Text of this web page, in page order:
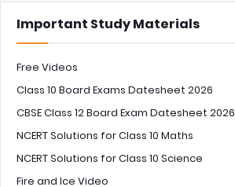
Important Study Materials
Free Videos
Class 10 Board Exams Datesheet 2026
CBSE Class 12 Board Exam Datesheet 2026
NCERT Solutions for Class 10 Maths
NCERT Solutions for Class 10 Science
Fire and Ice Video